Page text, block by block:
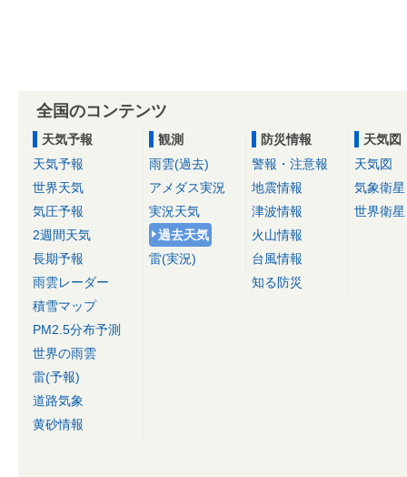
全国のコンテンツ
天気予報
天気予報
世界天気
気圧予報
2週間天気
長期予報
雨雲レーダー
積雪マップ
PM2.5分布予測
世界の雨雲
雷(予報)
道路気象
黄砂情報
観測
雨雲(過去)
アメダス実況
実況天気
過去天気
雷(実況)
防災情報
警報・注意報
地震情報
津波情報
火山情報
台風情報
知る防災
天気図
天気図
気象衛星
世界衛星